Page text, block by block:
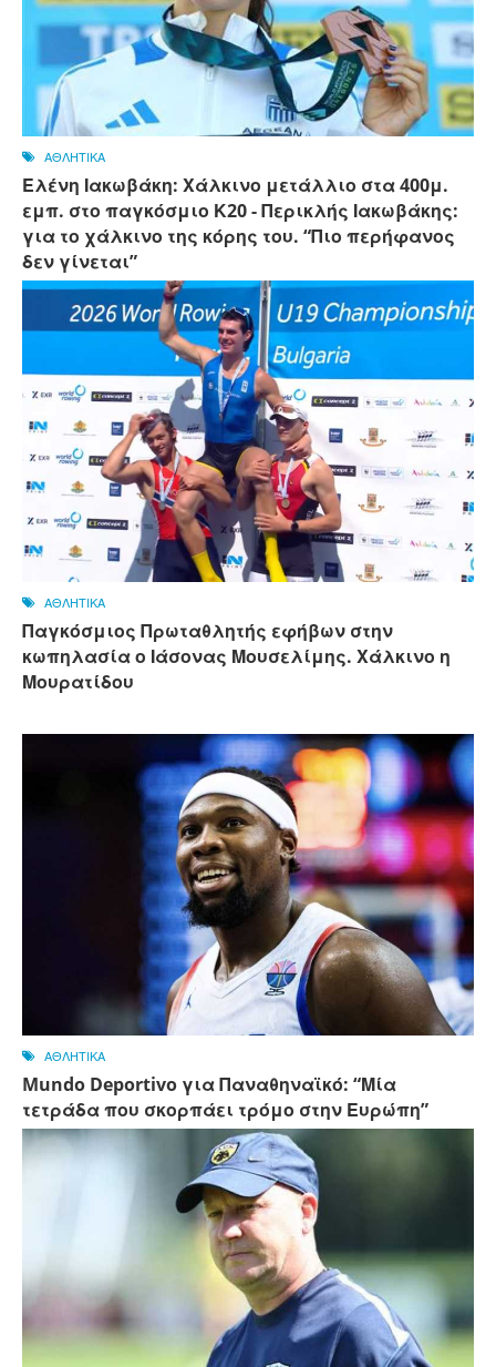
ΑΘΛΗΤΙΚΑ
Ελένη Ιακωβάκη: Χάλκινο μετάλλιο στα 400μ.
εμπ. στο παγκόσμιο Κ20 - Περικλής Ιακωβάκης:
για το χάλκινο της κόρης του. “Πιο περήφανος
δεν γίνεται”
ΑΘΛΗΤΙΚΑ
Παγκόσμιος Πρωταθλητής εφήβων στην
κωπηλασία ο Ιάσονας Μουσελίμης. Χάλκινο η
Μουρατίδου
ΑΘΛΗΤΙΚΑ
Mundo Deportivo για Παναθηναϊκό: “Μία
τετράδα που σκορπάει τρόμο στην Ευρώπη”